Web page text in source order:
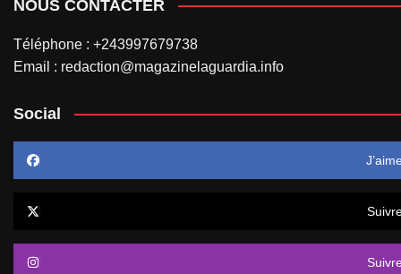
NOUS CONTACTER
Téléphone : +243997679738
Email : redaction@magazinelaguardia.info
Social